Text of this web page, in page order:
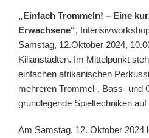
„Einfach Trommeln! – Eine
Erwachsene“,
Samstag, 12.Oktober 2024,
Kilianstädten. Im Mittelpunkt
einfachen afrikanischen
mehreren Trommel-, Bass- und
grundlegende Spieltechniken
Am Samstag, 12. Oktober 2024